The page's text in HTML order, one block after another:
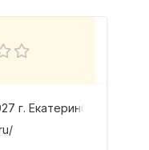
г. Екатеринбург, ул.